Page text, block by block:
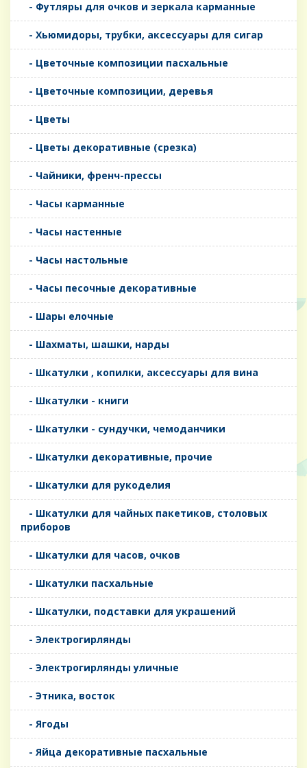
- Футляры для очков и зеркала карманные
- Хьюмидоры, трубки, аксессуары для сигар
- Цветочные композиции пасхальные
- Цветочные композиции, деревья
- Цветы
- Цветы декоративные (срезка)
- Чайники, френч-прессы
- Часы карманные
- Часы настенные
- Часы настольные
- Часы песочные декоративные
- Шары елочные
- Шахматы, шашки, нарды
- Шкатулки , копилки, аксессуары для вина
- Шкатулки - книги
- Шкатулки - сундучки, чемоданчики
- Шкатулки декоративные, прочие
- Шкатулки для рукоделия
- Шкатулки для чайных пакетиков, столовых
приборов
- Шкатулки для часов, очков
- Шкатулки пасхальные
- Шкатулки, подставки для украшений
- Электрогирлянды
- Электрогирлянды уличные
- Этника, восток
- Ягоды
- Яйца декоративные пасхальные